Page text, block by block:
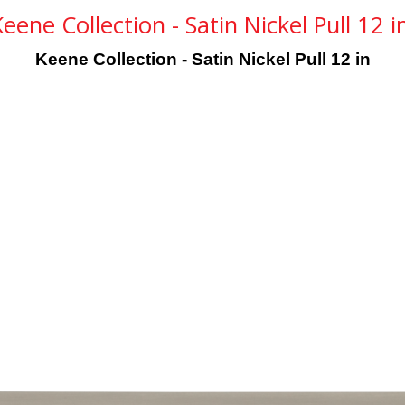
Collection - Satin Nickel Pull 12
Keene Collection - Satin Nickel Pull 12 in